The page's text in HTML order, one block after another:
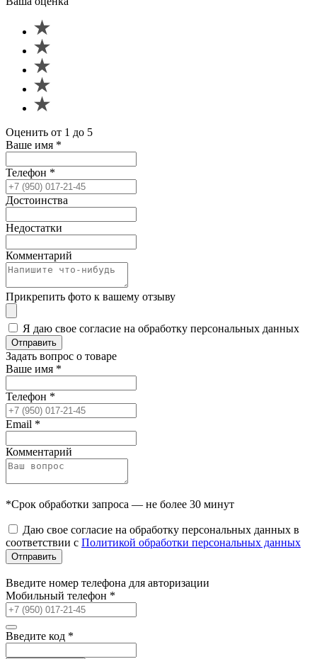
Оценить от 1 до 5
Ваше имя *
Телефон *
Достоинства
Недостатки
Комментарий
Прикрепить фото к вашему отзыву
Я даю свое согласие на обработку персональных данных
Отправить
Задать вопрос о товаре
Ваше имя *
Телефон *
Email *
Комментарий
*Срок обработки запроса — не более 30 минут
Даю свое согласие на обработку персональных данных в
соответствии с Политикой обработки персональных данных
Отправить
Введите номер телефона для авторизации
Мобильный телефон *
Введите код *